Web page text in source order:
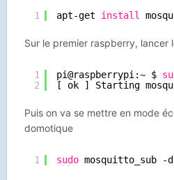
1 apt-get install
Sur le premier raspberry, lancer
1
2
pi@raspberrypi:~ $
[ ok ] Starting
Puis on va se mettre en mode
domotique
1 sudo mosquitto_sub -